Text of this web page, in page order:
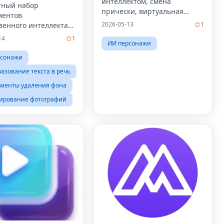
набор
интеллекта
для авторов,
в видео,
губ,
видео с
интеллектом,
1
текста в речь
удаления фона
фотографий
прически, виртуальная
примерка волос, цвет волос
интеллектом, приложение
для причесок, макияж волос,
2026-05-13 1
ИИ персонажи